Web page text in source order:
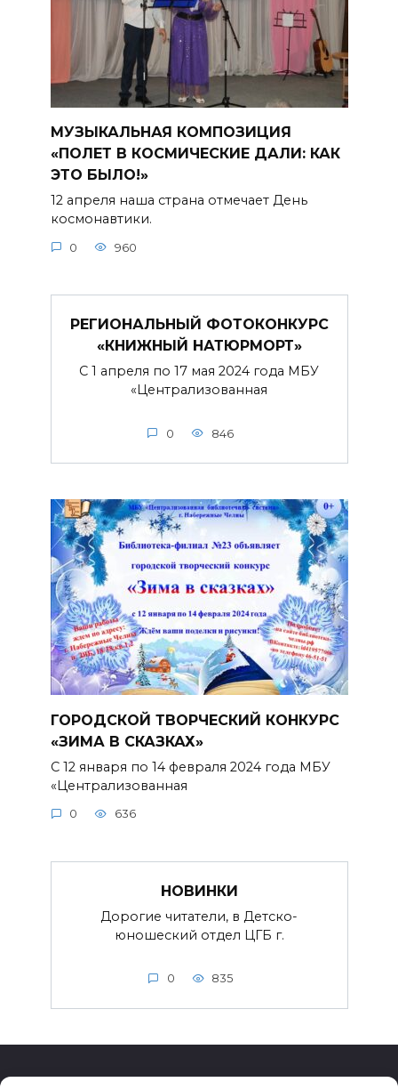
МУЗЫКАЛЬНАЯ КОМПОЗИЦИЯ
«ПОЛЕТ В КОСМИЧЕСКИЕ ДАЛИ: КАК
ЭТО БЫЛО!»
12 апреля наша страна отмечает День
космонавтики.
0 960
РЕГИОНАЛЬНЫЙ ФОТОКОНКУРС
«КНИЖНЫЙ НАТЮРМОРТ»
С 1 апреля по 17 мая 2024 года МБУ
«Централизованная
0 846
ГОРОДСКОЙ ТВОРЧЕСКИЙ КОНКУРС
«ЗИМА В СКАЗКАХ»
С 12 января по 14 февраля 2024 года МБУ
«Централизованная
0 636
НОВИНКИ
Дорогие читатели, в Детско-
юношеский отдел ЦГБ г.
0 835